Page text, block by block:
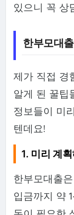
있으니 꼭 상
한부모대
제가 직접 경
알게 된 꿀팁
정보들이 미
텐데요!
1. 미리 계
한부모대출
입금까지 약